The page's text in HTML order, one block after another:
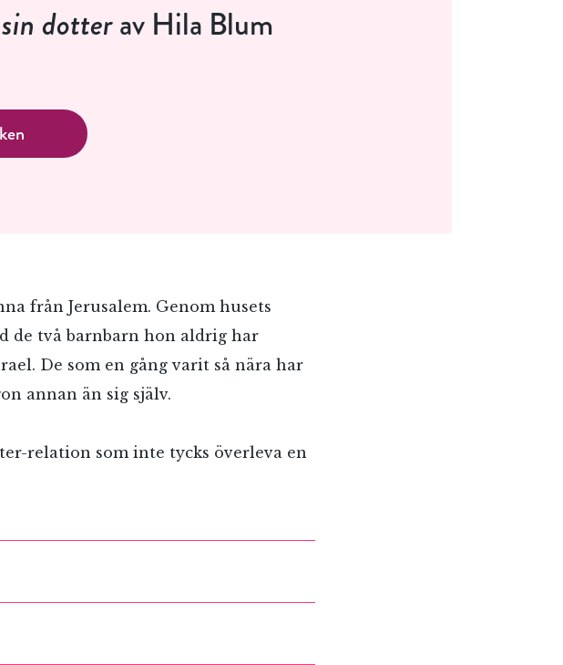
dotterav Hila Blum
från Jerusalem. Genom husets
de två barnbarn hon aldrig har
De som en gång varit så nära har
annan än sig själv.
relation som inte tycks överleva en